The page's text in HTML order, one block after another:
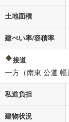
土地面積
建ぺい率/容積率
接道
一方（南東 公道 幅
私道負担
建物状況